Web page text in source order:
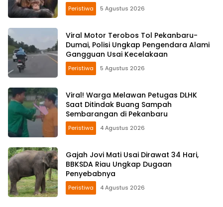
Peristiwa 5 Agustus 2026
Viral Motor Terobos Tol Pekanbaru-
Dumai, Polisi Ungkap Pengendara Alami
Gangguan Usai Kecelakaan
Peristiwa 5 Agustus 2026
Viral! Warga Melawan Petugas DLHK
Saat Ditindak Buang Sampah
Sembarangan di Pekanbaru
Peristiwa 4 Agustus 2026
Gajah Jovi Mati Usai Dirawat 34 Hari,
BBKSDA Riau Ungkap Dugaan
Penyebabnya
Peristiwa 4 Agustus 2026